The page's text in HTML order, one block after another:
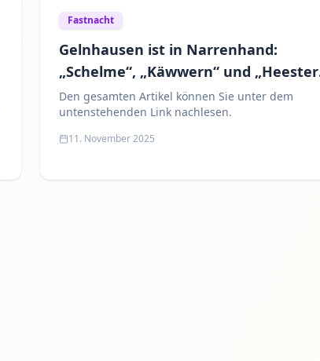
Fastnacht
Gelnhausen ist in Narrenhand:
„Schelme“, „Käwwern“ und „Heester
Reeling“ stürmen Rathaus
Den gesamten Artikel können Sie unter dem
untenstehenden Link nachlesen.
11. November 2025